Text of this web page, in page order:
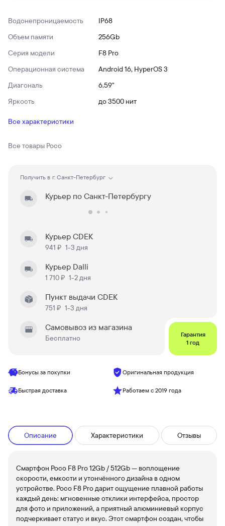
Водонепроницаемость
IP68
Объем памяти
256Gb
Серия модели
F8 Pro
Операционная система
Android 16, HyperOS 3
Диагональ
6.59"
Яркость
до 3500 нит
Все характеристики
Все товары Poco
Получить в г. Санкт-Петербург
Курьер по Санкт-Петербургу
Курьер CDEK
941 ₽ 1-3 дня
Курьер Dalli
1 710 ₽ 1-2 дня
Пункт выдачи CDEK
751 ₽ 1-3 дня
Самовывоз из магазина
Бесплатно
Гарантия
1 год
Бонусы за покупки Оригинальная продукция
Быстрая доставка Работаем с 2019 года
Описание Характеристики Отзывы
Смартфон Poco F8 Pro 12Gb / 512Gb — воплощение
скорости, емкости и утончённого дизайна в одном
устройстве. Poco F8 Pro дарит ощущение плавной работы
каждый день: мгновенные отклики интерфейса, простор
для фото и приложений, а приятный алюминиевый корпус
подчеркивает статус и вкус. Этот смартфон создан, чтобы